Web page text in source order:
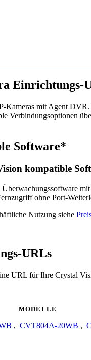
Einrichtungs-
mit Agent
Verbindungsoptionen
Software*
kompatible
ohne Port-
Nutzung siehe
URLs
URL für Ihre Crystal
MODELLE
, CVT804A-20WB ,